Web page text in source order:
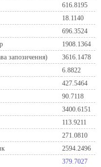
616.8195
18.1140
696.3524
1908.1364
запозичення)
3616.1478
6.8822
427.5464
90.7118
3400.6151
113.9211
271.0810
2594.2496
379.7027